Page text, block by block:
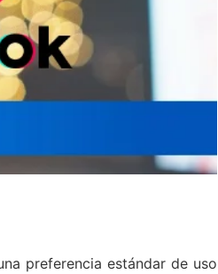
preferencia estándar de uso